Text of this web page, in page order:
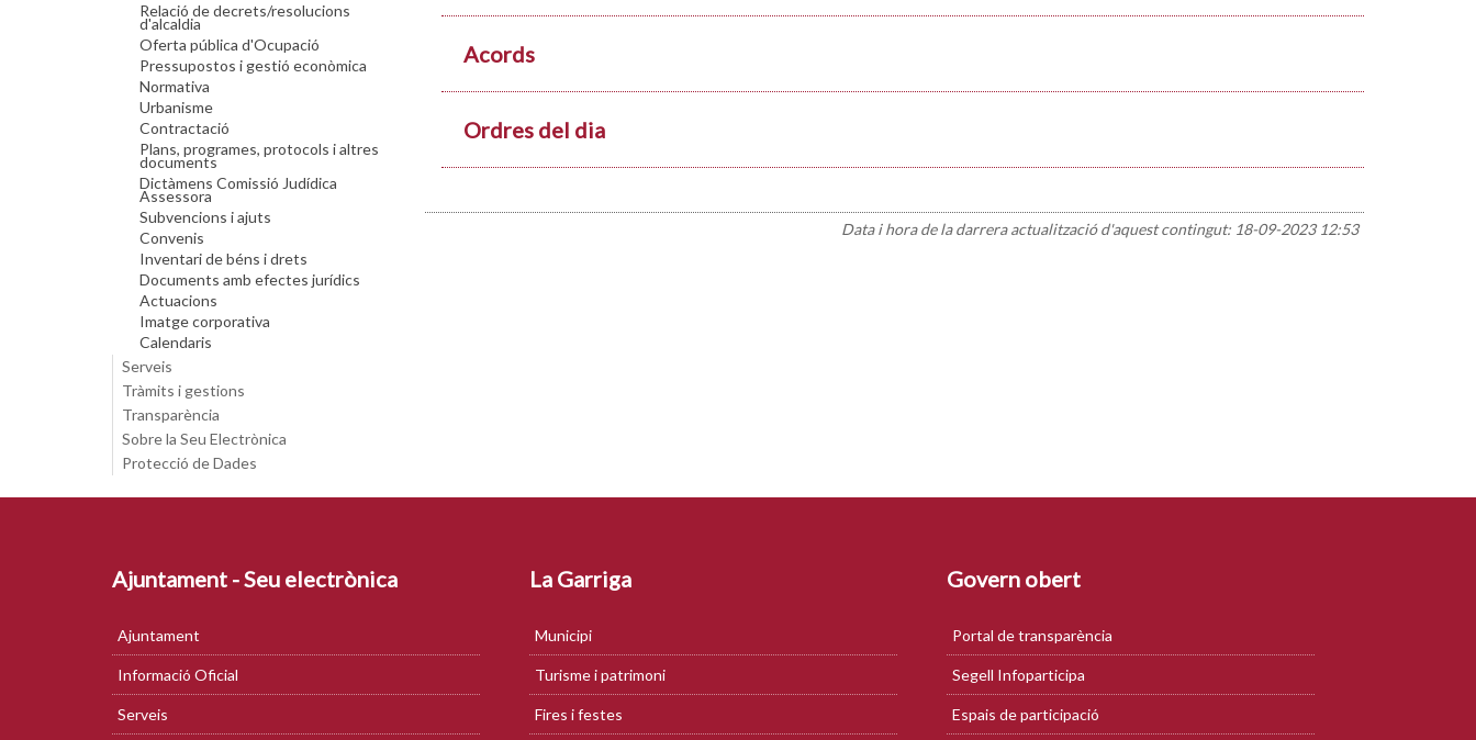
Relació de decrets/resolucions
d'alcaldia
Oferta pública d'Ocupació
Pressupostos i gestió econòmica
Normativa
Urbanisme
Contractació
Plans, programes, protocols i altres
documents
Dictàmens Comissió Judídica
Assessora
Subvencions i ajuts
Convenis
Inventari de béns i drets
Documents amb efectes jurídics
Actuacions
Imatge corporativa
Calendaris
Serveis
Tràmits i gestions
Transparència
Sobre la Seu Electrònica
Protecció de Dades
Acords
Ordres del dia
Data i hora de la darrera actualització d'aquest contingut: 18-09-2023 12:53
Ajuntament - Seu electrònica
Ajuntament
Informació Oficial
Serveis
La Garriga
Municipi
Turisme i patrimoni
Fires i festes
Govern obert
Portal de transparència
Segell Infoparticipa
Espais de participació